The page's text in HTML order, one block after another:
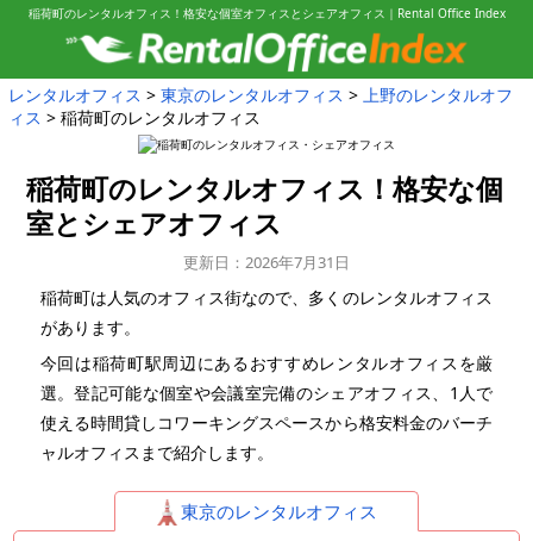
稲荷町のレンタルオフィス！格安な個室オフィスとシェアオフィス｜Rental Office Index
レンタルオフィス 東京のレンタルオフィス
上野のレンタルオフ
ィス
稲荷町のレンタルオフィス
稲荷町のレンタルオフィス！格安な個
室とシェアオフィス
更新日：2026年7月31日
稲荷町は人気のオフィス街なので、多くのレンタルオフィス
があります。
今回は稲荷町駅周辺にあるおすすめレンタルオフィスを厳
選。登記可能な個室や会議室完備のシェアオフィス、1人で
使える時間貸しコワーキングスペースから格安料金のバーチ
ャルオフィスまで紹介します。
東京のレンタルオフィス